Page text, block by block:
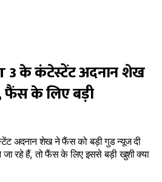
3 के कंटेस्टेंट अदनान शेख
फैंस के लिए बड़ी
अदनान शेख ने फैंस को बड़ी गुड न्यूज दी
रहे हैं, तो फैंस के लिए इससे बड़ी खुशी क्या